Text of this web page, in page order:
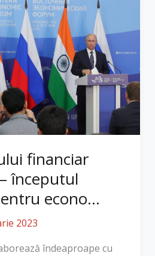
financiar
începutul
econo...
2023
îndeaproape cu